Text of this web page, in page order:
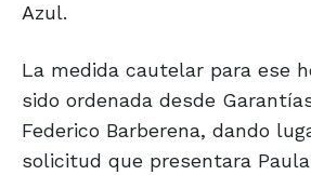
Azul.
La medida cautelar para ese
sido ordenada desde
Federico Barberena, dando
solicitud que presentara